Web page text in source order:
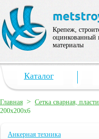
Крепеж,
оцинкованный
материалы
Каталог
Главная > Сетка сварная,
200х200х6
Анкерная техника